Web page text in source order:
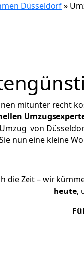
Düsseldorf»
mitunter recht
von
Sie nun eine kleine
die Zeit – wir
heute,